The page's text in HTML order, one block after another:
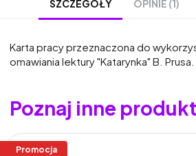
SZCZEGÓŁY OPINIE (1)
Karta pracy przeznaczona do
omawiania lektury "Katarynka" B. Prusa.
Poznaj inne
Promocja